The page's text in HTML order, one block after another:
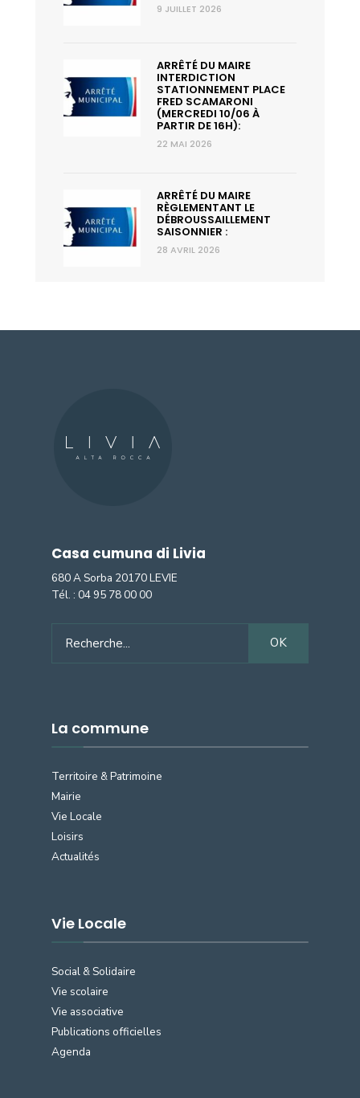
9 JUILLET 2026
ARRÊTÉ DU MAIRE
INTERDICTION
STATIONNEMENT PLACE
FRED SCAMARONI
(MERCREDI 10/06 À
PARTIR DE 16H):
22 MAI 2026
ARRÊTÉ DU MAIRE
RÈGLEMENTANT LE
DÉBROUSSAILLEMENT
SAISONNIER :
28 AVRIL 2026
Casa cumuna di Livia
680 A Sorba 20170 LEVIE
Tél. : 04 95 78 00 00
for:
OK
La commune
Territoire & Patrimoine
Mairie
Vie Locale
Loisirs
Actualités
Vie Locale
Social & Solidaire
Vie scolaire
Vie associative
Publications officielles
Agenda